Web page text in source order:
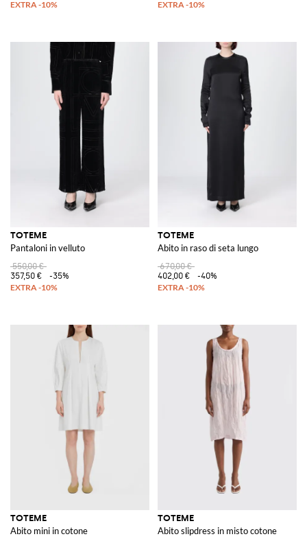
TOTEME
Pantaloni in velluto
550,00 €
357,50 €
-35%
TOTEME
Abito in raso di seta lungo
670,00 €
402,00 €
-40%
TOTEME
Abito mini in cotone
TOTEME
Abito slipdress in misto cotone